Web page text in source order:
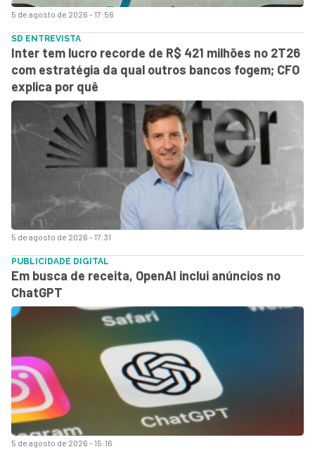
5 de agosto de 2026 - 17:56
5 de agosto de 2026 - 17:31
SD ENTREVISTA
Inter tem lucro recorde de R$ 421 milhões no 2T26
com estratégia da qual outros bancos fogem; CFO
explica por quê
5 de agosto de 2026 - 15:16
PUBLICIDADE DIGITAL
Em busca de receita, OpenAI inclui anúncios no
ChatGPT